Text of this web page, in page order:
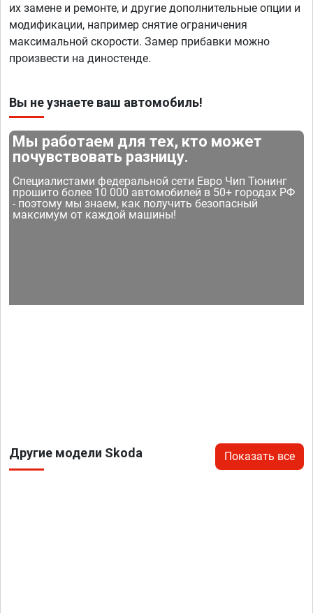
их замене и ремонте, и другие дополнительные опции и
модификации, например снятие ограничения
максимальной скорости. Замер прибавки можно
произвести на диностенде.
Вы не узнаете ваш автомобиль!
Мы работаем для тех, кто может
почувствовать разницу.
Специалистами федеральной сети Евро Чип Тюнинг
прошито более 10 000 автомобилей в 50+ городах РФ
- поэтому мы знаем, как получить безопасный
максимум от каждой машины!
Другие модели Skoda Показать все